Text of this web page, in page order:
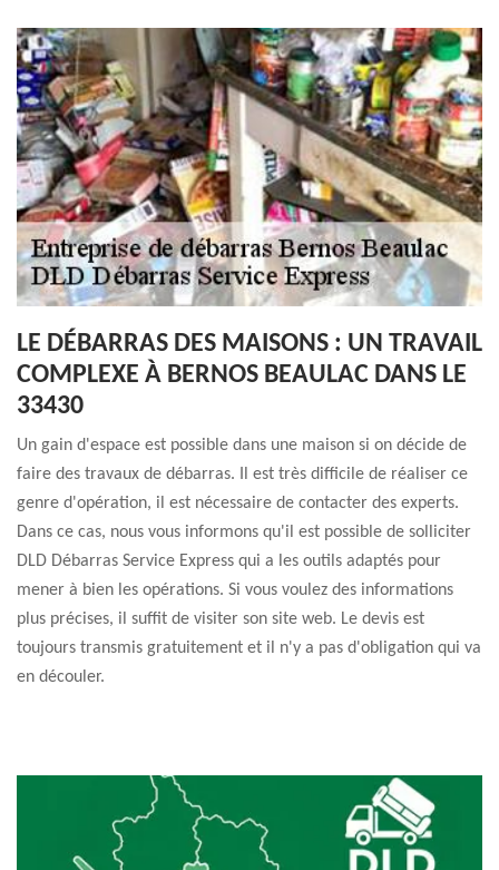
LE DÉBARRAS DES MAISONS : UN TRAVAIL
COMPLEXE À BERNOS BEAULAC DANS LE
33430
Un gain d'espace est possible dans une maison si on décide de
faire des travaux de débarras. Il est très difficile de réaliser ce
genre d'opération, il est nécessaire de contacter des experts.
Dans ce cas, nous vous informons qu'il est possible de solliciter
DLD Débarras Service Express qui a les outils adaptés pour
mener à bien les opérations. Si vous voulez des informations
plus précises, il suffit de visiter son site web. Le devis est
toujours transmis gratuitement et il n'y a pas d'obligation qui va
en découler.